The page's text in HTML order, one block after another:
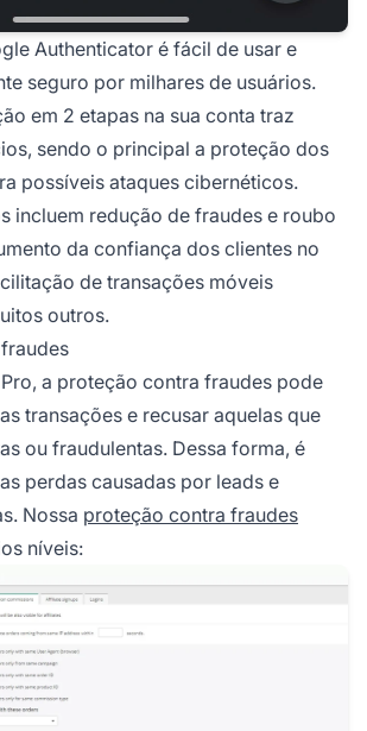
Authenticator é fácil de usar e
seguro por milhares de usuários.
em 2 etapas na sua conta traz
sendo o principal a proteção dos
possíveis ataques cibernéticos.
incluem redução de fraudes e roubo
da confiança dos clientes no
de transações móveis
outros.
a proteção contra fraudes pode
transações e recusar aquelas que
ou fraudulentas. Dessa forma, é
perdas causadas por leads e
Nossa proteção contra fraudes
níveis: